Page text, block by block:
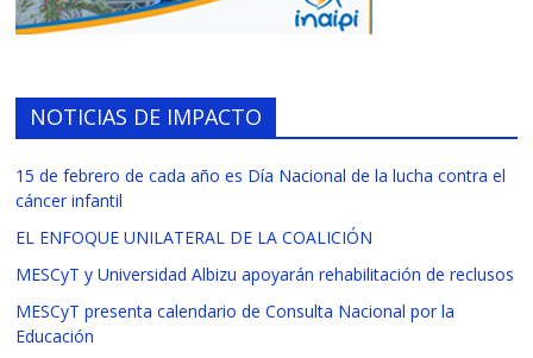
NOTICIAS DE IMPACTO
15 de febrero de cada año es Día Nacional de la lucha contra el
cáncer infantil
EL ENFOQUE UNILATERAL DE LA COALICIÓN
MESCyT y Universidad Albizu apoyarán rehabilitación de reclusos
MESCyT presenta calendario de Consulta Nacional por la
Educación